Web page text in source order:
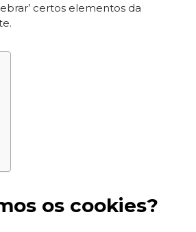
certos elementos da
os cookies?